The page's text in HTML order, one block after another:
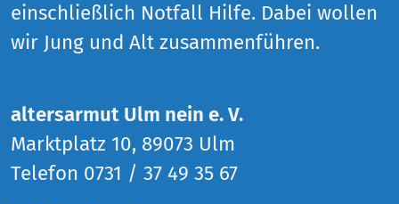
einschließlich Notfall Hilfe. Dabei wollen
wir Jung und Alt zusammenführen.
altersarmut Ulm nein e. V.
Marktplatz 10, 89073 Ulm
Telefon 0731 / 37 49 35 67